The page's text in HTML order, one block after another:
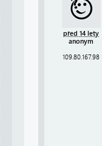
před 14 lety
anonym
109.80.167.98